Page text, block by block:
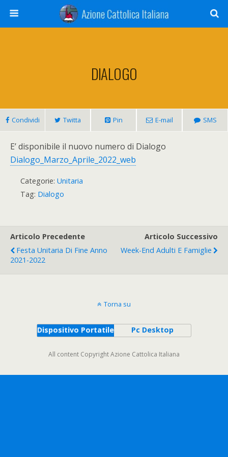
DIALOGO
Condividi Twitta Pin E-mail SMS
E’ disponibile il nuovo numero di Dialogo
Dialogo_Marzo_Aprile_2022_web
Categorie: Unitaria
Tag: Dialogo
Articolo Precedente
Festa Unitaria Di Fine Anno
2021-2022
Articolo Successivo
Week-End Adulti E Famiglie
Torna su
Dispositivo Portatile Pc Desktop
All content Copyright Azione Cattolica Italiana